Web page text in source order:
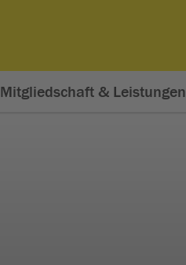
Mitgliedschaft & Leistungen